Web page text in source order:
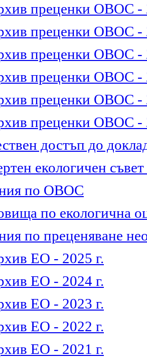
преценки ОВОС -
преценки ОВОС -
преценки ОВОС -
преценки ОВОС -
преценки ОВОС -
преценки ОВОС -
достъп до
екологичен
по ОВОС
по екологична
по преценяване
ЕО - 2025 г.
ЕО - 2024 г.
ЕО - 2023 г.
ЕО - 2022 г.
ЕО - 2021 г.